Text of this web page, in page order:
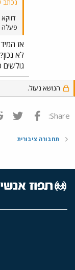
פעלה עד 2000
אז
לא
גולשים
הנושא נעול.
Share: פייסבוק
תחבורה ציבורית